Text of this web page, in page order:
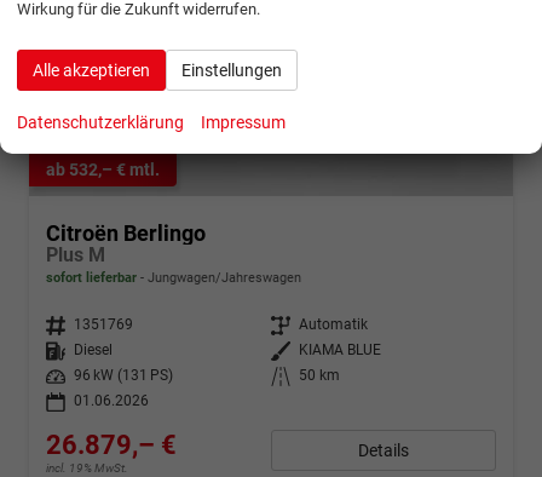
ab 532,– € mtl.
Citroën Berlingo
Plus M
sofort lieferbar Jungwagen/Jahreswagen
Fahrzeugnr. 1351769 Getriebe Automatik
Kraftstoff
Diesel Außenfarbe
KIAMA BLUE
Leistung
96 kW (131 PS) Kilometerstand
50 km
01.06.2026
26.879,– €
incl. 19% MwSt.
Details
Wirkung für die Zukunft widerrufen.
Alle akzeptieren Einstellungen
Datenschutzerklärung Impressum